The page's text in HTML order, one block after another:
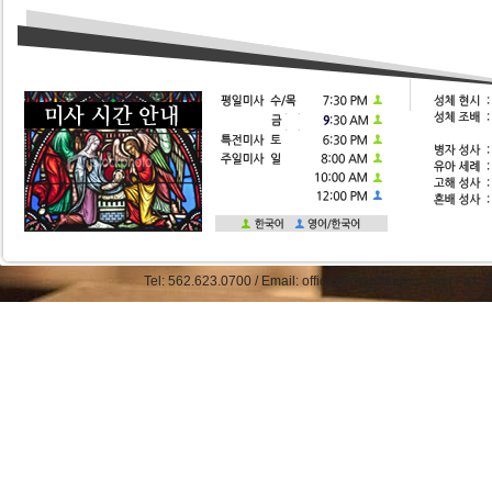
Tel: 562.623.0700 / Email: office@straphaelkcc.org /